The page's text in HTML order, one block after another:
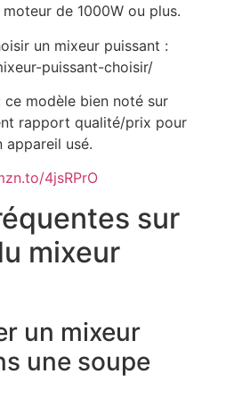
de 1000W ou plus.
un mixeur puissant :
puissant-choisir/
modèle bien noté sur
rapport qualité/prix pour
appareil usé.
4jsRPrO
sur
mixeur
un mixeur
une soupe